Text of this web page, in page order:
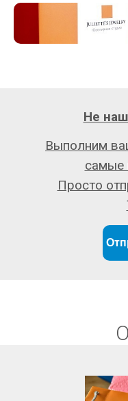
Выполним
самые
Просто
Не